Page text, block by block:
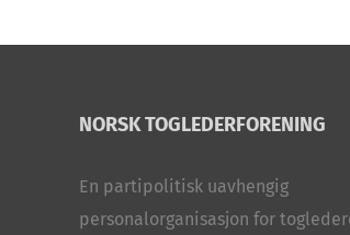
NORSK TOGLEDERFORENING
En partipolitisk uavhengig
personalorganisasjon for